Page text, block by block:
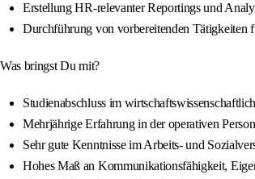
Erstellung HR-relevanter Reportings und
Durchführung von vorbereitenden Tätigkeiten
Was bringst Du mit?
Studienabschluss im
Mehrjährige Erfahrung in der operativen
Sehr gute Kenntnisse im Arbeits- und
Hohes Maß an Kommunikationsfähigkeit,